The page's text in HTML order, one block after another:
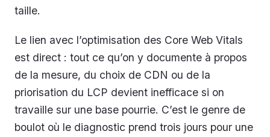
taille.
Le lien avec l’optimisation des Core Web Vitals
est direct : tout ce qu’on y documente à propos
de la mesure, du choix de CDN ou de la
priorisation du LCP devient inefficace si on
travaille sur une base pourrie. C’est le genre de
boulot où le diagnostic prend trois jours pour une